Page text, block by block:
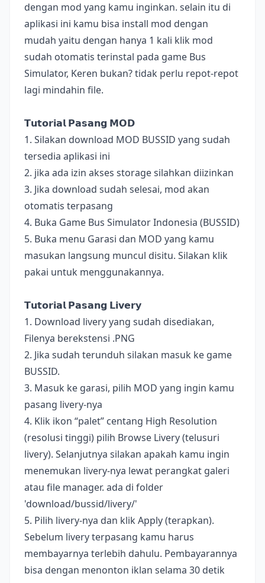
dengan mod yang kamu inginkan. selain itu di
aplikasi ini kamu bisa install mod dengan
mudah yaitu dengan hanya 1 kali klik mod
sudah otomatis terinstal pada game Bus
Simulator, Keren bukan? tidak perlu repot-repot
lagi mindahin file.
𝗧𝘂𝘁𝗼𝗿𝗶𝗮𝗹 𝗣𝗮𝘀𝗮𝗻𝗴 𝗠𝗢𝗗
1. Silakan download MOD BUSSID yang sudah
tersedia aplikasi ini
2. jika ada izin akses storage silahkan diizinkan
3. Jika download sudah selesai, mod akan
otomatis terpasang
4. Buka Game Bus Simulator Indonesia (BUSSID)
5. Buka menu Garasi dan MOD yang kamu
masukan langsung muncul disitu. Silakan klik
pakai untuk menggunakannya.
𝗧𝘂𝘁𝗼𝗿𝗶𝗮𝗹 𝗣𝗮𝘀𝗮𝗻𝗴 𝗟𝗶𝘃𝗲𝗿𝘆
1. Download livery yang sudah disediakan,
Filenya berekstensi .PNG
2. Jika sudah terunduh silakan masuk ke game
BUSSID.
3. Masuk ke garasi, pilih MOD yang ingin kamu
pasang livery-nya
4. Klik ikon “palet” centang High Resolution
(resolusi tinggi) pilih Browse Livery (telusuri
livery). Selanjutnya silakan apakah kamu ingin
menemukan livery-nya lewat perangkat galeri
atau file manager. ada di folder
'download/bussid/livery/'
5. Pilih livery-nya dan klik Apply (terapkan).
Sebelum livery terpasang kamu harus
membayarnya terlebih dahulu. Pembayarannya
bisa dengan menonton iklan selama 30 detik